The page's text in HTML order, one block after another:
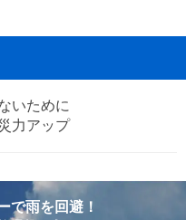
いために
力アップ
で雨を回避！